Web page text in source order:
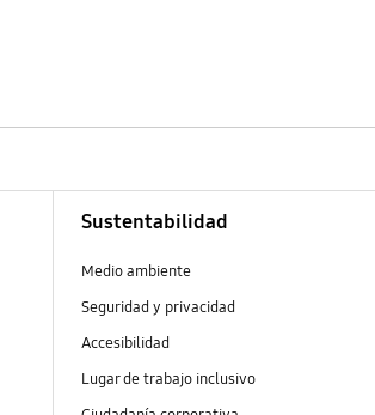
Sustentabilidad
Medio ambiente
Seguridad y privacidad
Accesibilidad
Lugar de trabajo inclusivo